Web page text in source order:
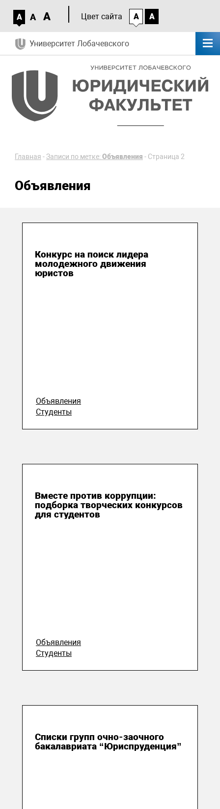
A A A Цвет сайта A A
Университет Лобачевского
Главная -Записи по метке: Объявления - Страница 2
Объявления
Конкурс на поиск лидера
молодежного движения
юристов
Объявления
Студенты
Вместе против коррупции:
подборка творческих конкурсов
для студентов
Объявления
Студенты
Списки групп очно-заочного
бакалавриата “Юриспруденция”